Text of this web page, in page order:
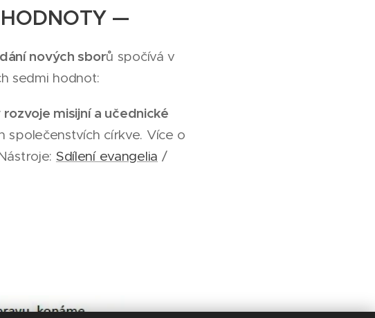
—
nových sborů spočívá v
sedmi hodnot:
misijní a učednické
společenstvích církve. Více o
Sdílení evangelia /